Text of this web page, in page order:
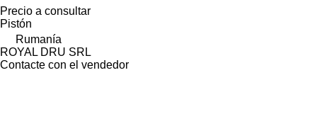
Precio a consultar
Pistón
Rumanía
ROYAL DRU SRL
Contacte con el vendedor